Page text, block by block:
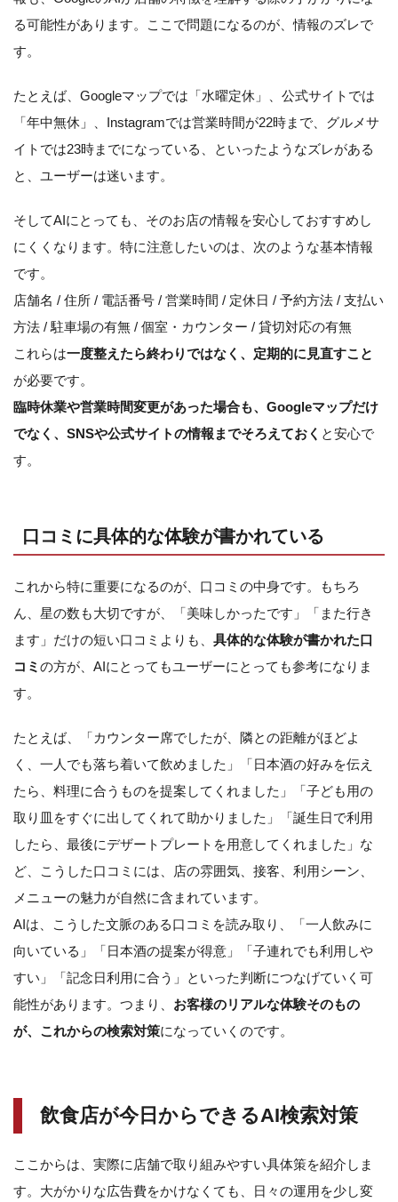
る可能性があります。ここで問題になるのが、情報のズレで
す。
たとえば、Googleマップでは「水曜定休」、公式サイトでは
「年中無休」、Instagramでは営業時間が22時まで、グルメサ
イトでは23時までになっている、といったようなズレがある
と、ユーザーは迷います。
そしてAIにとっても、そのお店の情報を安心しておすすめし
にくくなります。特に注意したいのは、次のような基本情報
です。
店舗名 / 住所 / 電話番号 / 営業時間 / 定休日 / 予約方法 / 支払い
方法 / 駐車場の有無 / 個室・カウンター / 貸切対応の有無
これらは一度整えたら終わりではなく、定期的に見直すこと
が必要です。
臨時休業や営業時間変更があった場合も、Googleマップだけ
でなく、SNSや公式サイトの情報までそろえておく と安心で
す。
口コミに具体的な体験が書かれている
これから特に重要になるのが、口コミの中身です。もちろ
ん、星の数も大切ですが、「美味しかったです」「また行き
ます」だけの短い口コミよりも、 具体的な体験が書かれた口
コミ の方が、AIにとってもユーザーにとっても参考になりま
す。
たとえば、「カウンター席でしたが、隣との距離がほどよ
く、一人でも落ち着いて飲めました」「日本酒の好みを伝え
たら、料理に合うものを提案してくれました」「子ども用の
取り皿をすぐに出してくれて助かりました」「誕生日で利用
したら、最後にデザートプレートを用意してくれました」な
ど、こうした口コミには、店の雰囲気、接客、利用シーン、
メニューの魅力が自然に含まれています。
AIは、こうした文脈のある口コミを読み取り、「一人飲みに
向いている」「日本酒の提案が得意」「子連れでも利用しや
すい」「記念日利用に合う」といった判断につなげていく可
能性があります。つまり、 お客様のリアルな体験そのもの
が、これからの検索対策になっていくのです。
飲食店が今日からできるAI検索対策
ここからは、実際に店舗で取り組みやすい具体策を紹介しま
す。大がかりな広告費をかけなくても、日々の運用を少し変